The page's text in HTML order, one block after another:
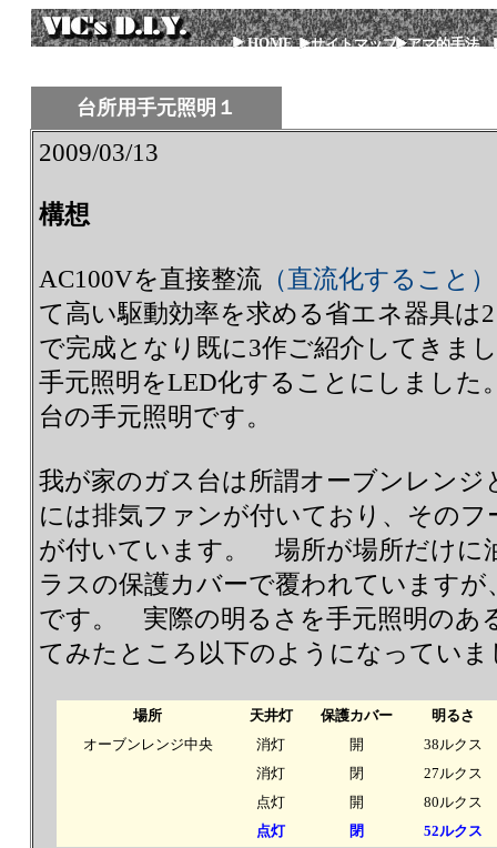
HOME サイトマップ アマ的手法
台所用手元照明１
2009/03/13
構想
AC100Vを直接整流 （直流化すること）
て高い駆動効率を求める省エネ器具は
で完成となり既に3作ご紹介してきま
手元照明をLED化することにしまし
台の手元照明です。
我が家のガス台は所謂オーブンレン
には排気ファンが付いており、その
が付いています。 場所が場所だけに
ラスの保護カバーで覆われています
です。 実際の明るさを手元照明のあ
てみたところ以下のようになっていま
場所 天井灯 保護カバー
明るさ
オーブンレンジ中央
消灯 開
38ルクス
消灯
閉
27ルクス
点灯
開
80ルクス
点灯
閉 52ルクス